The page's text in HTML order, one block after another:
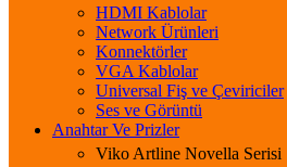
HDMI Kablolar
Network Ürünleri
Konnektörler
VGA Kablolar
Universal Fiş ve Çeviriciler
Ses ve Görüntü
Anahtar Ve Prizler
Viko Artline Novella Serisi